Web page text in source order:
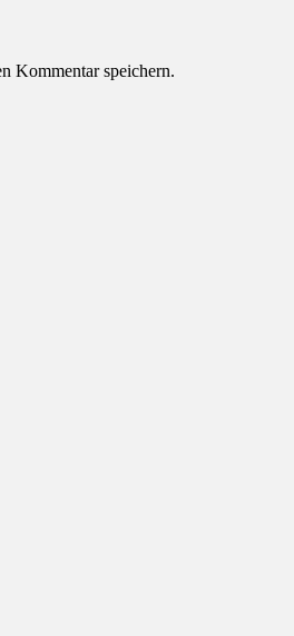
Kommentar speichern.